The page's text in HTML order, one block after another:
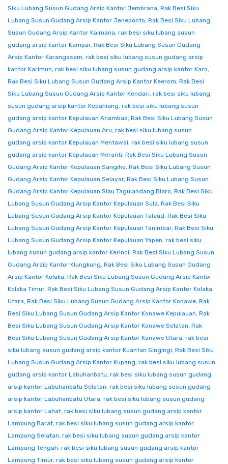
Siku Lubang Susun Gudang Arsip Kantor Jembrana, Rak Besi Siku
Lubang Susun Gudang Arsip Kantor Jeneponto, Rak Besi Siku Lubang
Susun Gudang Arsip Kantor Kaimana, rak besi siku lubang susun
gudang arsip kantor Kampar, Rak Besi Siku Lubang Susun Gudang
Arsip Kantor Karangasem, rak besi siku lubang susun gudang arsip
kantor Karimun, rak besi siku lubang susun gudang arsip kantor Karo,
Rak Besi Siku Lubang Susun Gudang Arsip Kantor Keerom, Rak Besi
Siku Lubang Susun Gudang Arsip Kantor Kendari, rak besi siku lubang
susun gudang arsip kantor Kepahiang, rak besi siku lubang susun
gudang arsip kantor Kepulauan Anambas, Rak Besi Siku Lubang Susun
Gudang Arsip Kantor Kepulauan Aru, rak besi siku lubang susun
gudang arsip kantor Kepulauan Mentawai, rak besi siku lubang susun
gudang arsip kantor Kepulauan Meranti, Rak Besi Siku Lubang Susun
Gudang Arsip Kantor Kepulauan Sangihe, Rak Besi Siku Lubang Susun
Gudang Arsip Kantor Kepulauan Selayar, Rak Besi Siku Lubang Susun
Gudang Arsip Kantor Kepulauan Siau Tagulandang Biaro, Rak Besi Siku
Lubang Susun Gudang Arsip Kantor Kepulauan Sula, Rak Besi Siku
Lubang Susun Gudang Arsip Kantor Kepulauan Talaud, Rak Besi Siku
Lubang Susun Gudang Arsip Kantor Kepulauan Tanimbar, Rak Besi Siku
Lubang Susun Gudang Arsip Kantor Kepulauan Yapen, rak besi siku
lubang susun gudang arsip kantor Kerinci, Rak Besi Siku Lubang Susun
Gudang Arsip Kantor Klungkung, Rak Besi Siku Lubang Susun Gudang
Arsip Kantor Kolaka, Rak Besi Siku Lubang Susun Gudang Arsip Kantor
Kolaka Timur, Rak Besi Siku Lubang Susun Gudang Arsip Kantor Kolaka
Utara, Rak Besi Siku Lubang Susun Gudang Arsip Kantor Konawe, Rak
Besi Siku Lubang Susun Gudang Arsip Kantor Konawe Kepulauan, Rak
Besi Siku Lubang Susun Gudang Arsip Kantor Konawe Selatan, Rak
Besi Siku Lubang Susun Gudang Arsip Kantor Konawe Utara, rak besi
siku lubang susun gudang arsip kantor Kuantan Singingi, Rak Besi Siku
Lubang Susun Gudang Arsip Kantor Kupang, rak besi siku lubang susun
gudang arsip kantor Labuhanbatu, rak besi siku lubang susun gudang
arsip kantor Labuhanbatu Selatan, rak besi siku lubang susun gudang
arsip kantor Labuhanbatu Utara, rak besi siku lubang susun gudang
arsip kantor Lahat, rak besi siku lubang susun gudang arsip kantor
Lampung Barat, rak besi siku lubang susun gudang arsip kantor
Lampung Selatan, rak besi siku lubang susun gudang arsip kantor
Lampung Tengah, rak besi siku lubang susun gudang arsip kantor
Lampung Timur, rak besi siku lubang susun gudang arsip kantor